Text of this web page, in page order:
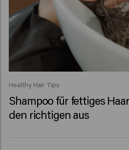
Healthy Hair Tips
Shampoo für fettiges
den richtigen aus